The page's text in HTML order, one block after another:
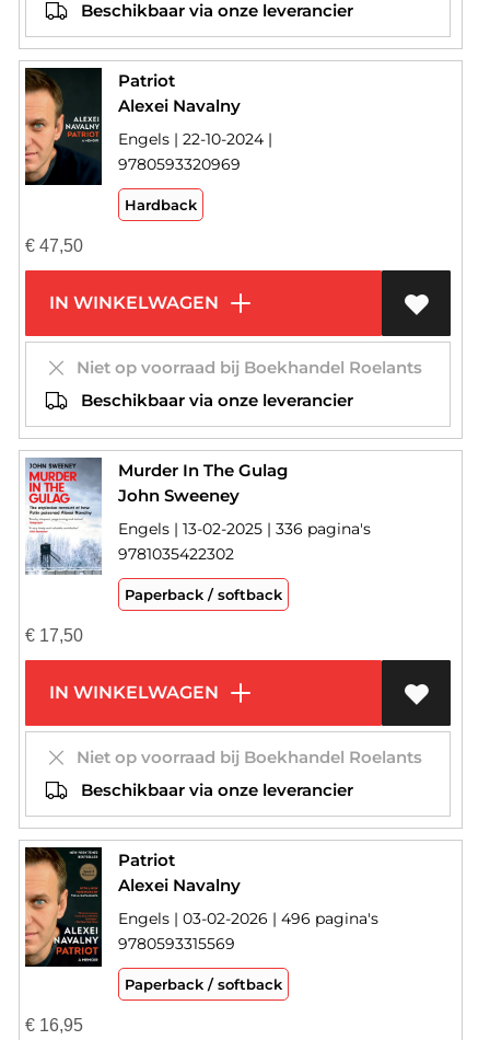
Beschikbaar via onze leverancier
Patriot
Alexei Navalny
Engels | 22-10-2024 |
9780593320969
Hardback
€47,50
IN WINKELWAGEN
Niet op voorraad bij Boekhandel Roelants
Beschikbaar via onze leverancier
Murder In The Gulag
John Sweeney
Engels | 13-02-2025 | 336 pagina's
9781035422302
Paperback / softback
€17,50
IN WINKELWAGEN
Niet op voorraad bij Boekhandel Roelants
Beschikbaar via onze leverancier
Patriot
Alexei Navalny
Engels | 03-02-2026 | 496 pagina's
9780593315569
Paperback / softback
€16,95